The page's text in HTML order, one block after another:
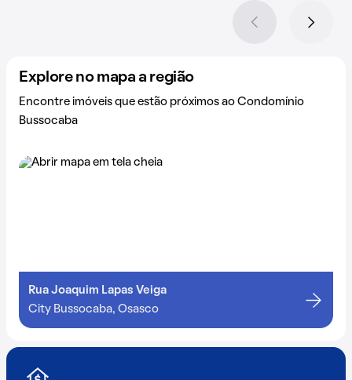
Explore no mapa a região
Encontre imóveis que estão próximos ao Condomínio
Bussocaba
Rua Joaquim Lapas Veiga
City Bussocaba, Osasco